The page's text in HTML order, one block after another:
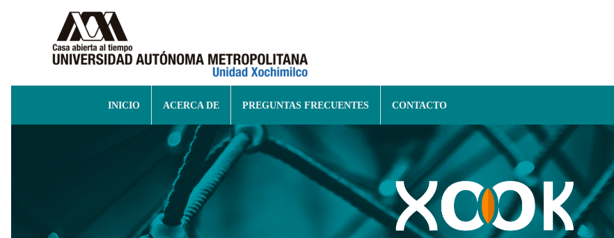
INICIO ACERCA DE PREGUNTAS FRECUENTES CONTACTO